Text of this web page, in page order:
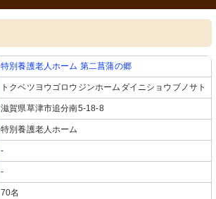
特別養護老人ホーム 第二菖蒲の郷
トクベツヨウゴロウジンホームダイニショウブノサト
滋賀県草津市追分南5-18-8
特別養護老人ホーム
-
-
70名